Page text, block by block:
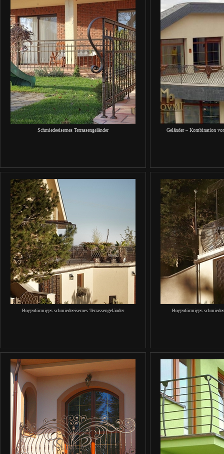
Schmiedeeisernes Terrassengeländer Geländer – Kombination
Bogenförmiges schmiedeeisernes Terrassengeländer Bogenförmiges